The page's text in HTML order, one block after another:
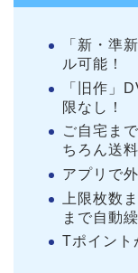
「新・準
ル可能！
「旧作」
限なし！
ご自宅ま
ちろん送料
アプリで
上限枚数
まで自動
Tポイント